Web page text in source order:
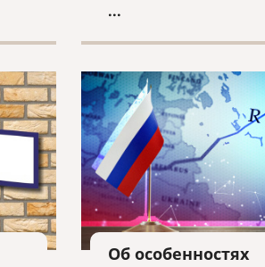
...
Об особенностях